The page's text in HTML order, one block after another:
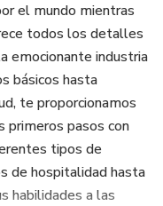
el mundo mientras
todos los detalles
emocionante industria
básicos hasta
te proporcionamos
primeros pasos con
tipos de
de hospitalidad hasta
habilidades a las